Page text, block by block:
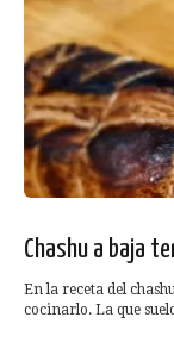
Chashu a baja
En la receta del
cocinarlo. La que